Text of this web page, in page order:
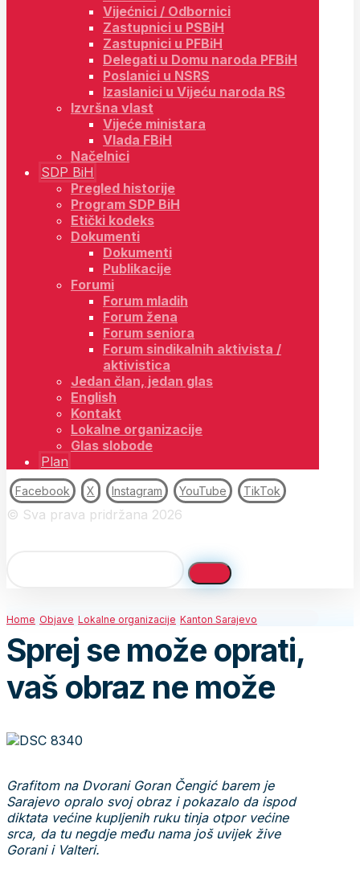
Vijećnici / Odbornici
Zastupnici u PSBiH
Zastupnici u PFBiH
Delegati u Domu naroda PFBiH
Poslanici u NSRS
Izaslanici u Vijeću naroda RS
Izvršna vlast
Vijeće ministara
Vlada FBiH
Načelnici
SDP BiH
Pregled historije
Program SDP BiH
Etički kodeks
Dokumenti
Dokumenti
Publikacije
Forumi
Forum mladih
Forum žena
Forum seniora
Forum sindikalnih aktivista /
aktivistica
Jedan član, jedan glas
English
Kontakt
Lokalne organizacije
Glas slobode
Plan
Facebook X Instagram YouTube TikTok
© Sva prava pridržana 2026
Home Objave Lokalne organizacije Kanton Sarajevo
Sprej se može oprati,
vaš obraz ne može
Grafitom na Dvorani Goran Čengić barem je
Sarajevo opralo svoj obraz i pokazalo da ispod
diktata većine kupljenih ruku tinja otpor većine
srca, da tu negdje među nama još uvijek žive
Gorani i Valteri.